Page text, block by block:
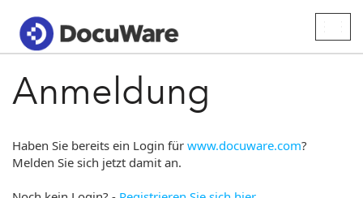
Anmeldung
Haben Sie bereits ein Login für www.docuware.com?
Melden Sie sich jetzt damit an.